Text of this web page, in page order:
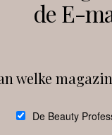
de E-
welke
De Beauty